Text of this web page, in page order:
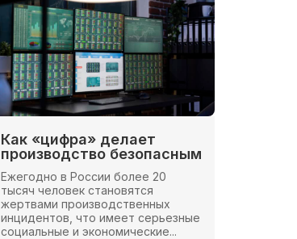
Как «цифра» делает
производство безопасным
Ежегодно в России более 20
тысяч человек становятся
жертвами производственных
инцидентов, что имеет серьезные
социальные и экономические...